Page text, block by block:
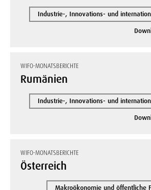
Industrie-, Innovations- und
WIFO-MONATSBERICHTE
Rumänien
Industrie-, Innovations- und
WIFO-MONATSBERICHTE
Österreich
Makroökonomie und öffentliche